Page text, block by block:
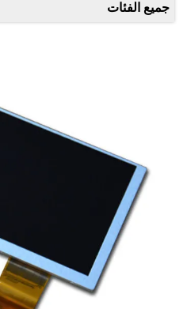
جميع الفئات